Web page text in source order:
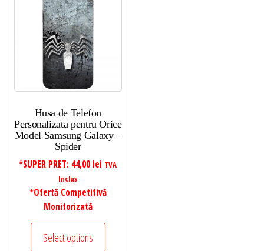
Husa de Telefon
Personalizata pentru Orice
Model Samsung Galaxy –
Spider
*SUPER PRET: 44,00 lei TVA
Inclus
*Ofertă Competitivă
Monitorizată
Select options